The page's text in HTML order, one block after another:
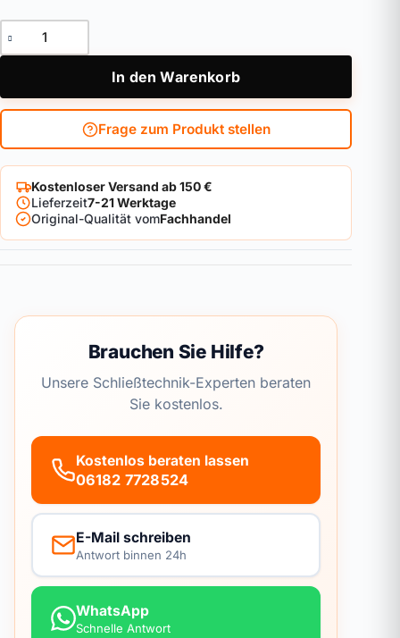
Doppelzylinder DOM RS Sirius Menge
In den Warenkorb
Frage zum Produkt stellen
Kostenloser Versand ab 150 €
Lieferzeit7-21 Werktage
Original-Qualität vomFachhandel
Brauchen Sie Hilfe?
Unsere Schließtechnik-Experten beraten
Sie kostenlos.
Kostenlos beraten lassen
06182 7728524
E-Mail schreiben
Antwort binnen 24h
WhatsApp
Schnelle Antwort